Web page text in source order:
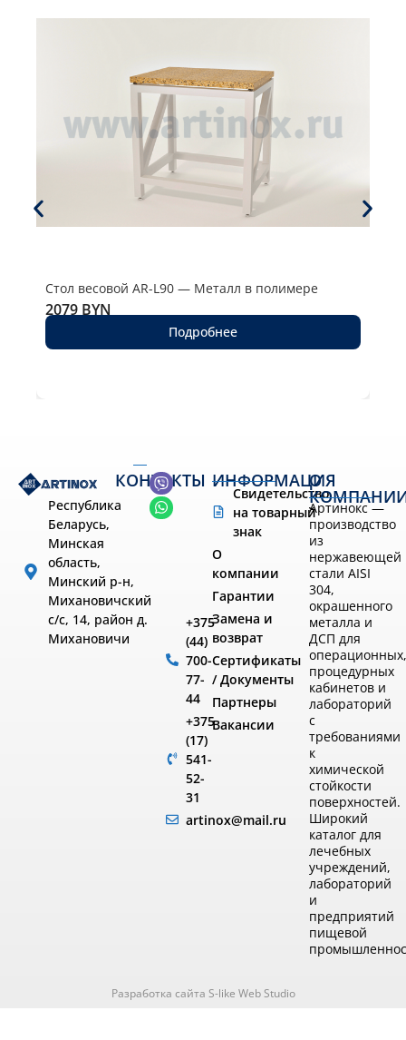
Стол весовой AR-L90 — Металл в полимере
2079 BYN
Подробнее
Республика
Беларусь,
Минская
область,
Минский р-н,
Михановичский
с/с, 14, район д.
Михановичи
КОНТАКТЫ
+375
(44)
700-
77-
44
+375
(17)
541-
52-
31
artinox@mail.ru
ИНФОРМАЦИЯ
Свидетельство
на товарный
знак
О
компании
Гарантии
Замена и
возврат
Сертификаты
/ Документы
Партнеры
Вакансии
О
Артинокс —
производство
из
нержавеющей
стали AISI
304,
окрашенного
металла и
ДСП для
операционных,
процедурных
кабинетов и
лабораторий
с
требованиями
к
химической
стойкости
поверхностей.
Широкий
каталог для
лечебных
учреждений,
лабораторий
и
предприятий
пищевой
Разработка сайта S-like Web Studio